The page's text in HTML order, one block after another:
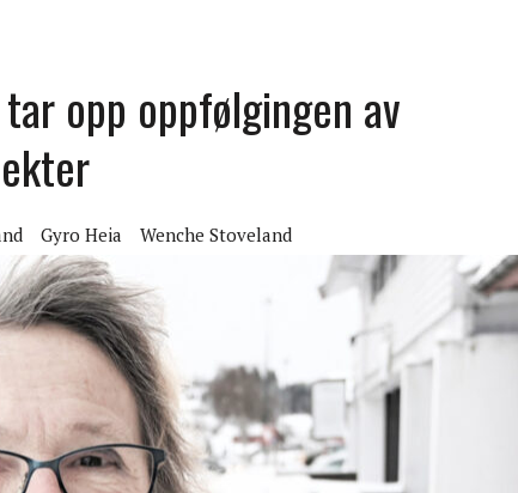
PÅ FLAKK GÅRD
opp oppfølgingen av
Gyro Heia Wenche Stoveland